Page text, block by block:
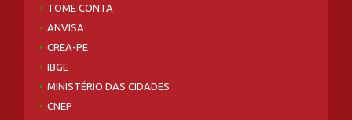
TOME CONTA
ANVISA
CREA-PE
IBGE
MINISTÉRIO DAS CIDADES
CNEP